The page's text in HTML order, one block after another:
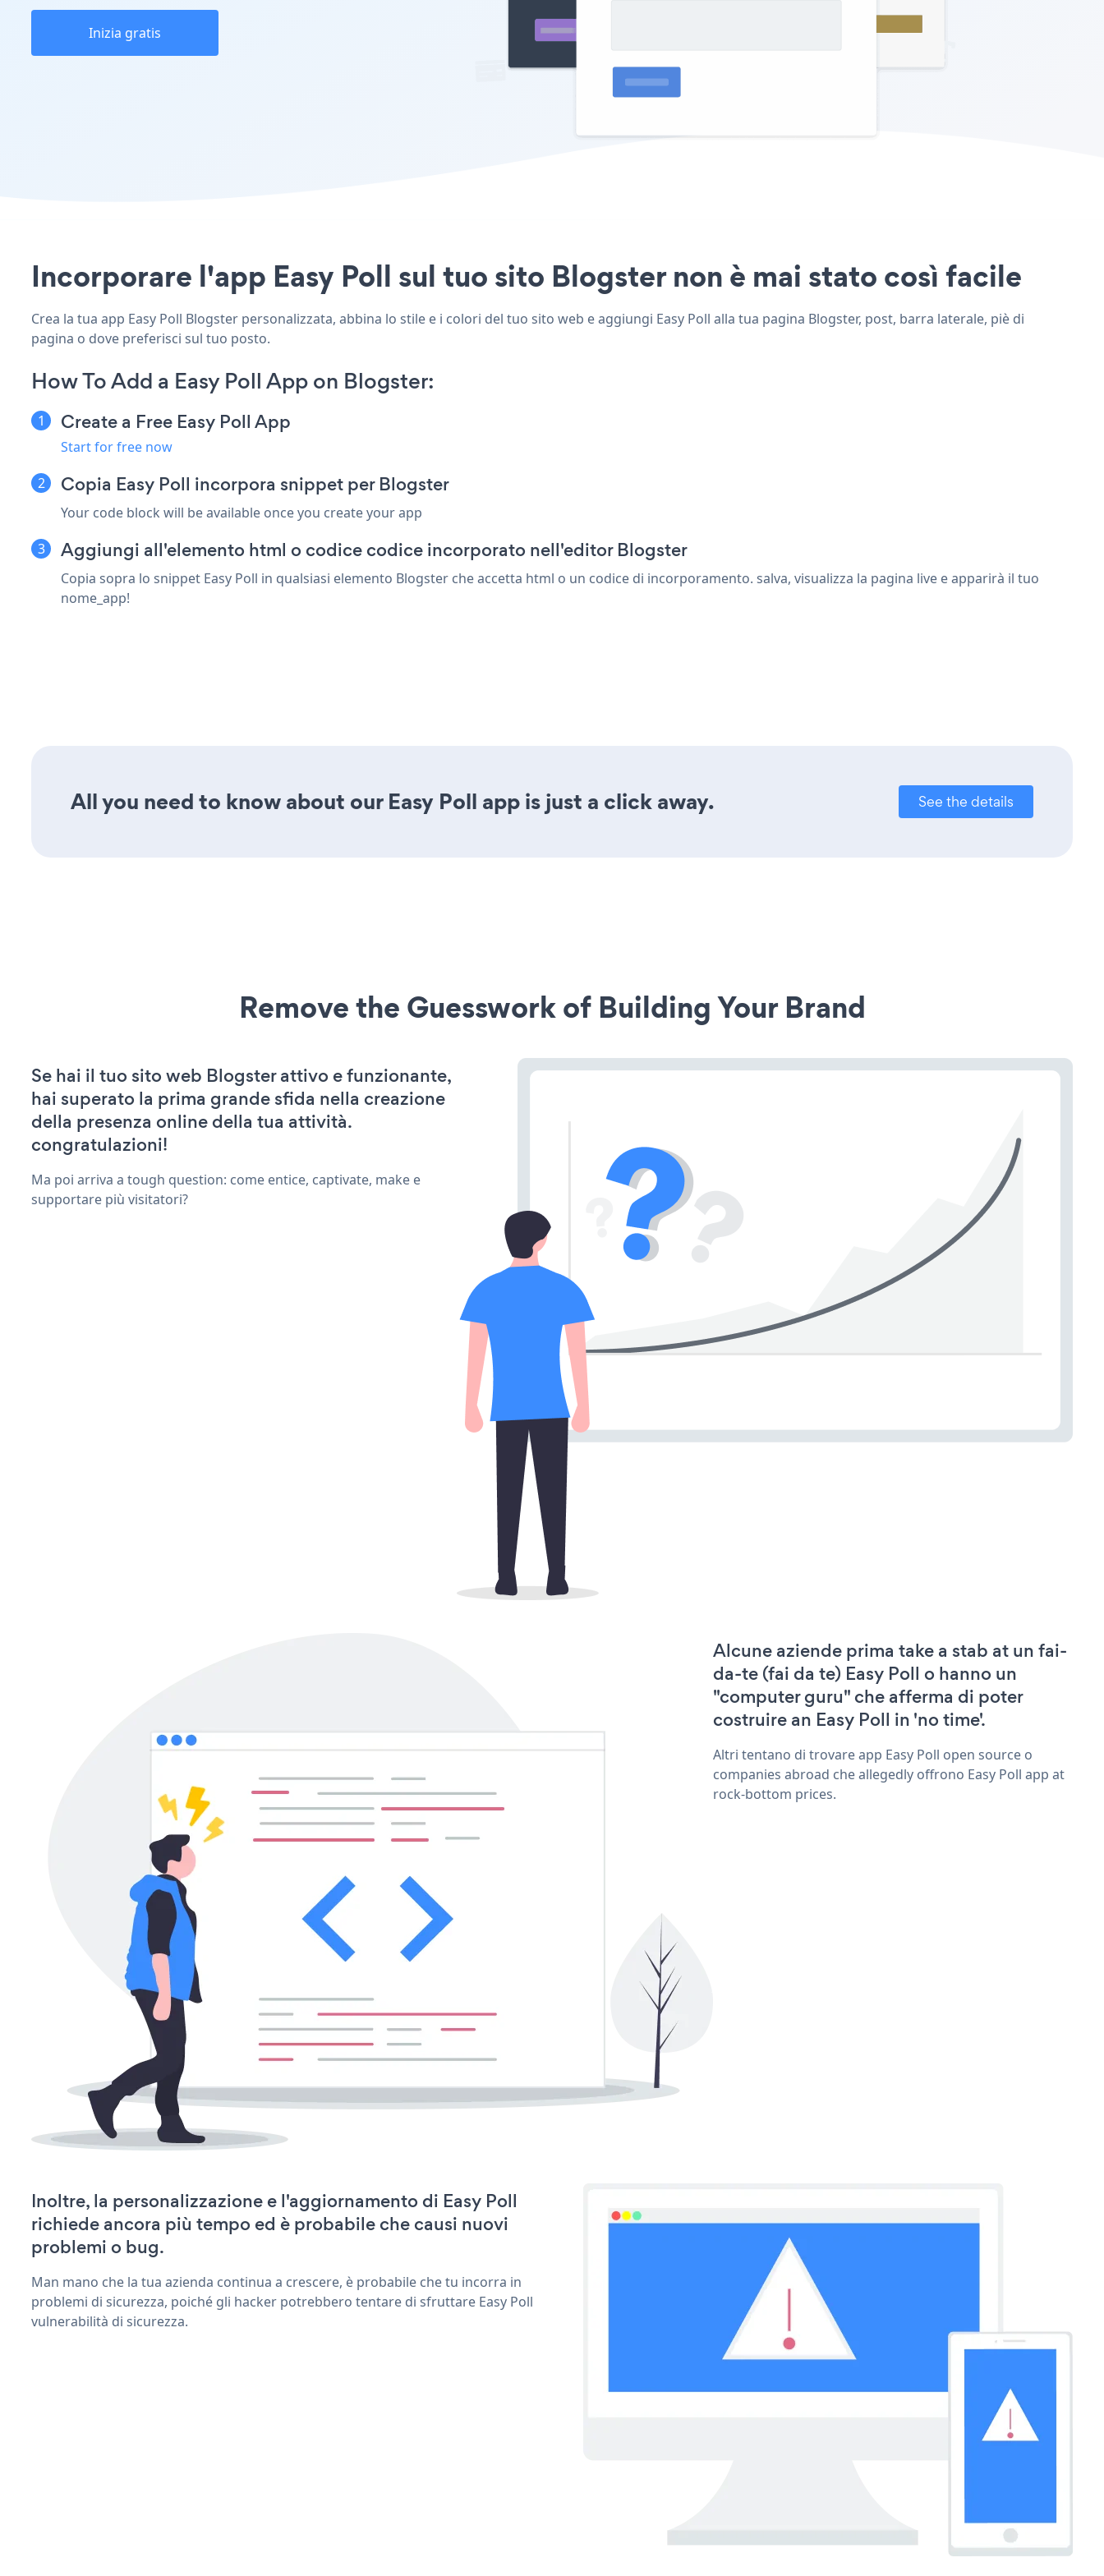
Inizia gratis
Incorporare l'app Easy Poll sul tuo sito Blogster non è mai stato così facile
Crea la tua app Easy Poll Blogster personalizzata, abbina lo stile e i colori del tuo sito web e aggiungi Easy Poll alla tua pagina Blogster, post, barra laterale, piè di
pagina o dove preferisci sul tuo posto.
How To Add a Easy Poll App on Blogster:
Create a Free Easy Poll App
Start for free now
Copia Easy Poll incorpora snippet per Blogster
Your code block will be available once you create your app
Aggiungi all'elemento html o codice codice incorporato nell'editor Blogster
Copia sopra lo snippet Easy Poll in qualsiasi elemento Blogster che accetta html o un codice di incorporamento. salva, visualizza la pagina live e apparirà il tuo
nome_app!
All you need to know about our Easy Poll app is just a click away. See the details
Remove the Guesswork of Building Your Brand
Se hai il tuo sito web Blogster attivo e funzionante,
hai superato la prima grande sfida nella creazione
della presenza online della tua attività.
congratulazioni!
Ma poi arriva a tough question: come entice, captivate, make e
supportare più visitatori?
Alcune aziende prima take a stab at un fai-
da-te (fai da te) Easy Poll o hanno un
"computer guru" che afferma di poter
costruire an Easy Poll in 'no time'.
Altri tentano di trovare app Easy Poll open source o
companies abroad che allegedly offrono Easy Poll app at
rock-bottom prices.
Inoltre, la personalizzazione e l'aggiornamento di Easy Poll
richiede ancora più tempo ed è probabile che causi nuovi
problemi o bug.
Man mano che la tua azienda continua a crescere, è probabile che tu incorra in
problemi di sicurezza, poiché gli hacker potrebbero tentare di sfruttare Easy Poll
vulnerabilità di sicurezza.